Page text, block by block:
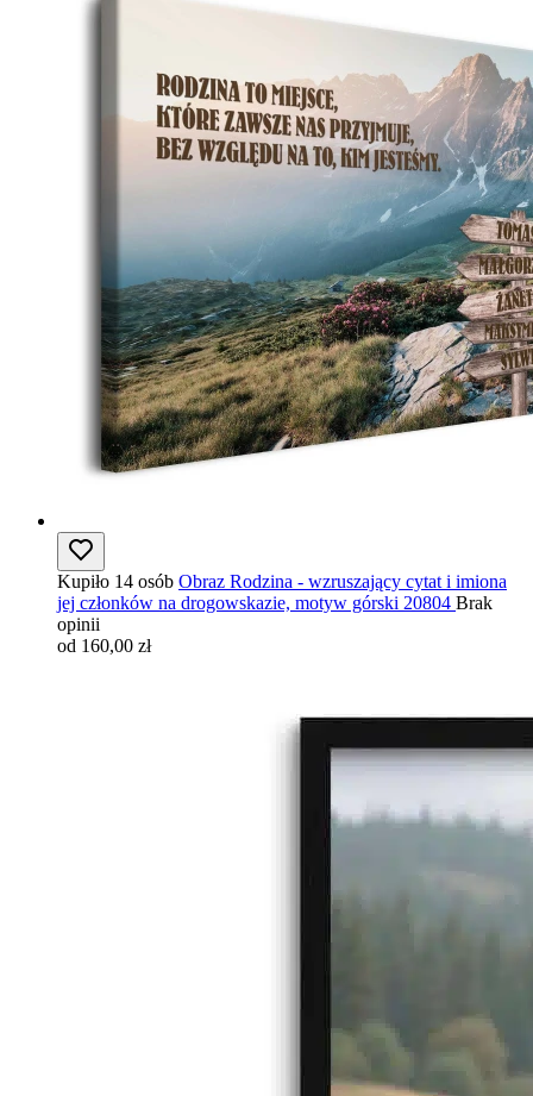
Kupiło 14 osób Obraz Rodzina - wzruszający cytat i imiona
jej członków na drogowskazie, motyw górski 20804 Brak
opinii
od 160,00 zł